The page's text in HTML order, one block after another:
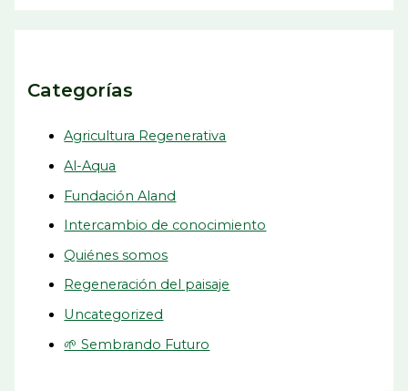
Categorías
Agricultura Regenerativa
Al-Aqua
Fundación Aland
Intercambio de conocimiento
Quiénes somos
Regeneración del paisaje
Uncategorized
🌱 Sembrando Futuro